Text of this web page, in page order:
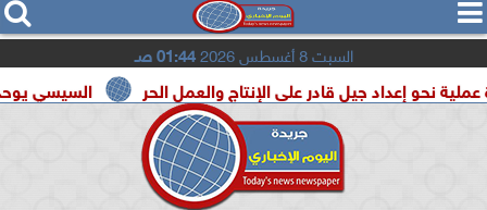
  
السبت 8 أغسطس 2026 01:44 صـ
السيسي يوحد السودان و جيل قادر على الإنتاج والعمل الحر